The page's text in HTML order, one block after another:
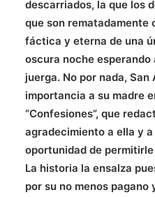
descarriados, la que los
que son rematadamente
fáctica y eterna de una
oscura noche
juerga. No por nada,
importancia a su madre
“Confesiones”, que
agradecimiento a ella y
oportunidad de
La historia la ensalza
por su no menos pagano